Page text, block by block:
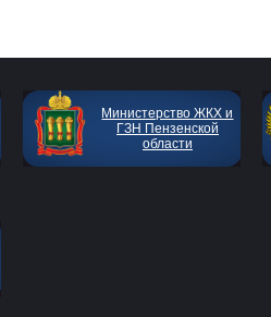
Министерство ЖКХ и
ГЗН Пензенской
области